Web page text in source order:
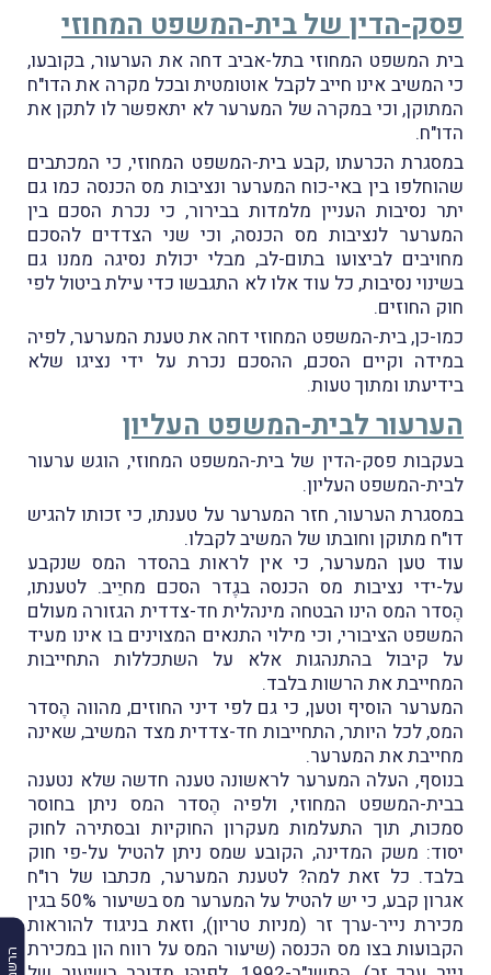
פסק-הדין של בית-המשפט המחוזי
בית המשפט המחוזי בתל-אביב דחה את הערעור, בקובעו,
כי המשיב אינו חייב לקבל אוטומטית ובכל מקרה את הדו"ח
המתוקן, וכי במקרה של המערער לא יתאפשר לו לתקן את
הדו"ח.
במסגרת הכרעתו ,קבע בית-המשפט המחוזי, כי המכתבים
שהוחלפו בין באי-כוח המערער ונציבות מס הכנסה כמו גם
יתר נסיבות העניין מלמדות בבירור, כי נכרת הסכם בין
המערער לנציבות מס הכנסה, וכי שני הצדדים להסכם
מחויבים לביצועו בתום-לב, מבלי יכולת נסיגה ממנו גם
בשינוי נסיבות, כל עוד אלו לא התגבשו כדי עילת ביטול לפי
חוק החוזים.
כמו-כן, בית-המשפט המחוזי דחה את טענת המערער, לפיה
במידה וקיים הסכם, ההסכם נכרת על ידי נציגו שלא
בידיעתו ומתוך טעות.
הערעור לבית-המשפט העליון
בעקבות פסק-הדין של בית-המשפט המחוזי, הוגש ערעור
לבית-המשפט העליון.
במסגרת הערעור, חזר המערער על טענתו, כי זכותו להגיש
דו"ח מתוקן וחובתו של המשיב לקבלו.
עוד טען המערער, כי אין לראות בהסדר המס שנקבע
על-ידי נציבות מס הכנסה בגֶדר הסכם מחיֵיב. לטענתו,
הֶסדר המס הינו הבטחה מינהלית חד-צדדית הגזורה מעולם
המשפט הציבורי, וכי מילוי התנאים המצוינים בו אינו מעיד
על קיבול בהתנהגות אלא על השתכללות התחייבות
המחייבת את הרשות בלבד.
המערער הוסיף וטען, כי גם לפי דיני החוזים, מהווה הֶסדר
המס, לכל היותר, התחייבות חד-צדדית מצד המשיב, שאינה
מחייבת את המערער.
בנוסף, העלה המערער לראשונה טענה חדשה שלא נטענה
בבית-המשפט המחוזי, ולפיה הֶסדר המס ניתן בחוסר
סמכות, תוך התעלמות מעקרון החוקיות ובסתירה לחוק
יסוד: משק המדינה, הקובע שמס ניתן להטיל על-פי חוק
בלבד. כל זאת למה? לטענת המערער, מכתבו של רו"ח
אגרון קבע, כי יש להטיל על המערער מס בשיעור 50% בגין
מכירת נייר-ערך זר (מניות טריון), וזאת בניגוד להוראות
הקבועות בצו מס הכנסה (שיעור המס על רווח הון במכירת